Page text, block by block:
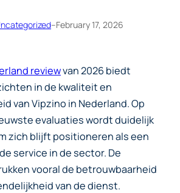
–February 17, 2026
reviewvan 2026 biedt
in de kwaliteit en
van Vipzino in Nederland. Op
evaluaties wordt duidelijk
zich blijft positioneren als een
service in de sector. De
vooral de betrouwbaarheid
van de dienst.